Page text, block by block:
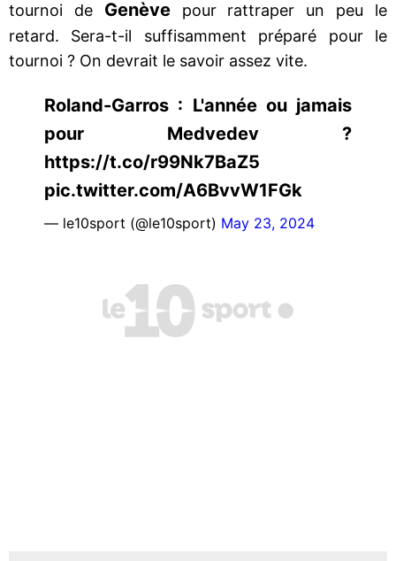
tournoi de Genèvepour rattraper un peu le
retard. Sera-t-il suffisamment préparé pour le
tournoi ? On devrait le savoir assez vite.
Roland-Garros : L'année ou jamais
pour Medvedev ?
https://t.co/r99Nk7BaZ5
pic.twitter.com/A6BvvW1FGk
— le10sport (@le10sport) May 23, 2024